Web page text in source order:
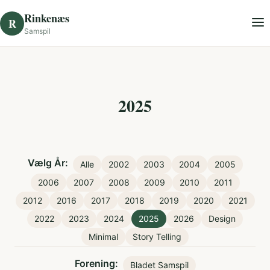
R Rinkenæs
Samspil
2025
Vælg År: Alle 2002 2003 2004
2005
2006
2007 2008 2009 2010
2011
2012
2016 2017 2018 2019 2020
2021
2022
2023 2024 2025 2026
Design
Minimal
Story Telling
Forening: Bladet Samspil